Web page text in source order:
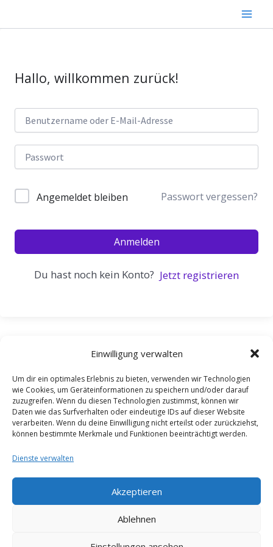
Einwilligung verwalten
Um dir ein optimales Erlebnis zu bieten, verwenden wir Technologien
wie Cookies, um Geräteinformationen zu speichern und/oder darauf
zuzugreifen. Wenn du diesen Technologien zustimmst, können wir
Daten wie das Surfverhalten oder eindeutige IDs auf dieser Website
verarbeiten. Wenn du deine Einwilligung nicht erteilst oder zurückziehst,
können bestimmte Merkmale und Funktionen beeinträchtigt werden.
Dienste verwalten
Akzeptieren
Ablehnen
Hallo, willkommen zurück!
Angemeldet bleiben Passwort vergessen?
Anmelden
Du hast noch kein Konto? Jetzt registrieren